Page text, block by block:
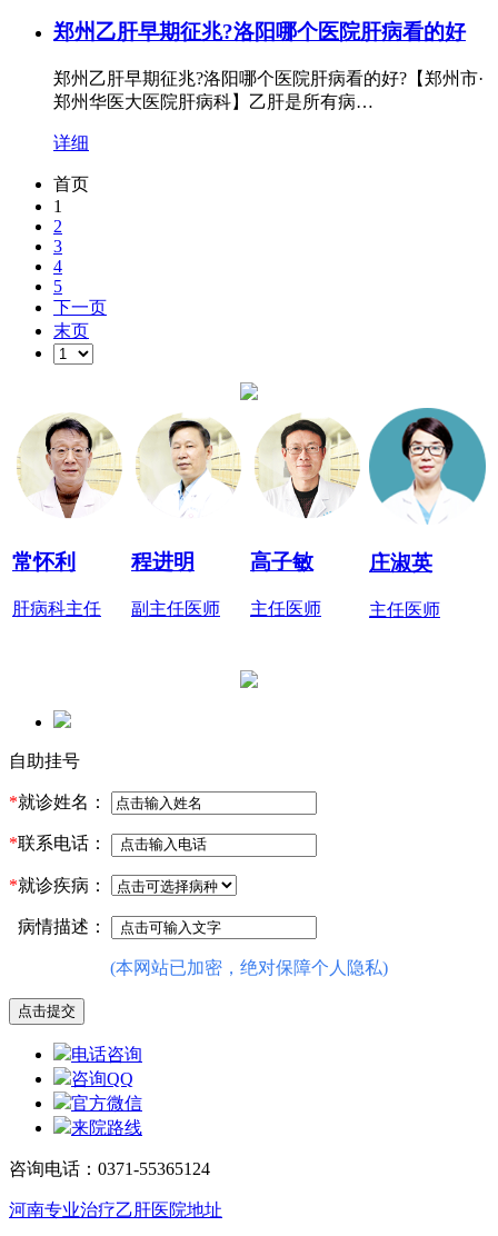
郑州乙肝早期征兆?洛阳哪个医院肝病看的好
郑州乙肝早期征兆?洛阳哪个医院肝病看的好?【郑州市·
郑州华医大医院肝病科】乙肝是所有病…
详细
首页
1
2
3
4
5
下一页
末页
常怀利
肝病科主任
程进明
副主任医师
高子敏
主任医师
庄淑英
主任医师
自助挂号
*就诊姓名：
*联系电话：
*就诊疾病：
病情描述：
(本网站已加密，绝对保障个人隐私)
电话咨询
咨询QQ
官方微信
来院路线
咨询电话：0371-55365124
河南专业治疗乙肝医院地址